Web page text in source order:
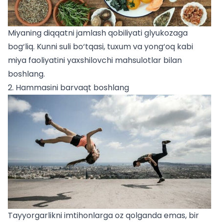
Miyaning diqqatni jamlash qobiliyati glyukozaga
bog‘liq. Kunni suli bo‘tqasi, tuxum va yong‘oq kabi
miya faoliyatini yaxshilovchi mahsulotlar bilan
boshlang.
2. Hammasini barvaqt boshlang
Tayyorgarlikni imtihonlarga oz qolganda emas, bir